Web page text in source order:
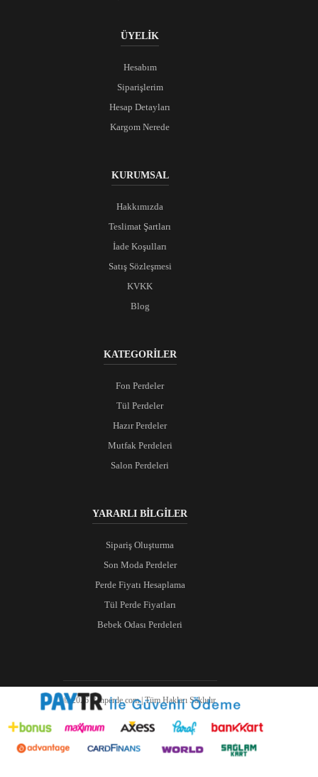
ÜYELİK
Hesabım
Siparişlerim
Hesap Detayları
Kargom Nerede
KURUMSAL
Hakkımızda
Teslimat Şartları
İade Koşulları
Satış Sözleşmesi
KVKK
Blog
KATEGORİLER
Fon Perdeler
Tül Perdeler
Hazır Perdeler
Mutfak Perdeleri
Salon Perdeleri
YARARLI BİLGİLER
Sipariş Oluşturma
Son Moda Perdeler
Perde Fiyatı Hesaplama
Tül Perde Fiyatları
Bebek Odası Perdeleri
© 2026 Ranperde.com | Tüm Hakları Saklıdır.